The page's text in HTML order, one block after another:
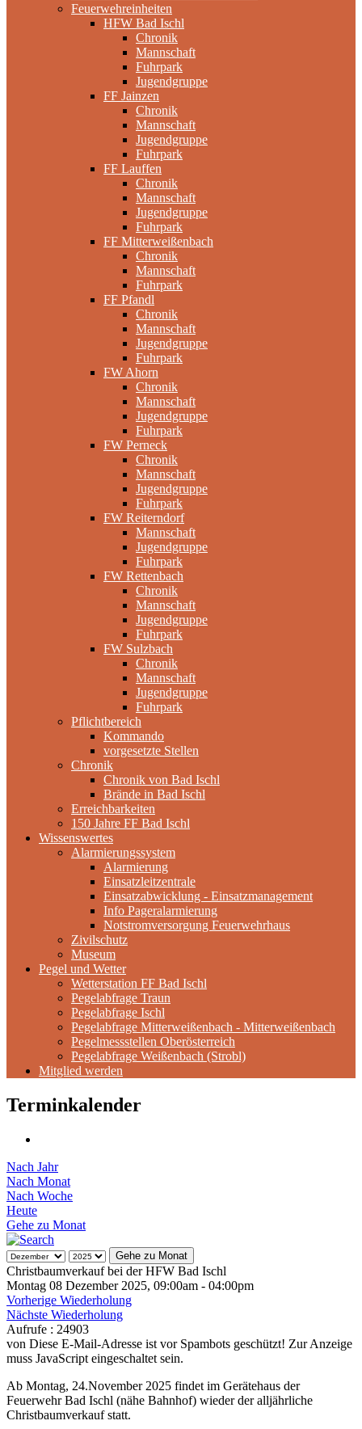
Feuerwehreinheiten
HFW Bad Ischl
Chronik
Mannschaft
Fuhrpark
Jugendgruppe
FF Jainzen
Chronik
Mannschaft
Jugendgruppe
Fuhrpark
FF Lauffen
Chronik
Mannschaft
Jugendgruppe
Fuhrpark
FF Mitterweißenbach
Chronik
Mannschaft
Fuhrpark
FF Pfandl
Chronik
Mannschaft
Jugendgruppe
Fuhrpark
FW Ahorn
Chronik
Mannschaft
Jugendgruppe
Fuhrpark
FW Perneck
Chronik
Mannschaft
Jugendgruppe
Fuhrpark
FW Reiterndorf
Mannschaft
Jugendgruppe
Fuhrpark
FW Rettenbach
Chronik
Mannschaft
Jugendgruppe
Fuhrpark
FW Sulzbach
Chronik
Mannschaft
Jugendgruppe
Fuhrpark
Pflichtbereich
Kommando
vorgesetzte Stellen
Chronik
Chronik von Bad Ischl
Brände in Bad Ischl
Erreichbarkeiten
150 Jahre FF Bad Ischl
Wissenswertes
Alarmierungssystem
Alarmierung
Einsatzleitzentrale
Einsatzabwicklung - Einsatzmanagement
Info Pageralarmierung
Notstromversorgung Feuerwehrhaus
Zivilschutz
Museum
Pegel und Wetter
Wetterstation FF Bad Ischl
Pegelabfrage Traun
Pegelabfrage Ischl
Pegelabfrage Mitterweißenbach - Mitterweißenbach
Pegelmessstellen Oberösterreich
Pegelabfrage Weißenbach (Strobl)
Mitglied werden
Terminkalender
Nach Jahr
Nach Monat
Nach Woche
Heute
Gehe zu Monat
Gehe zu Monat
Christbaumverkauf bei der HFW Bad Ischl
Montag 08 Dezember 2025, 09:00am - 04:00pm
Vorherige Wiederholung
Nächste Wiederholung
Aufrufe : 24903
von Diese E-Mail-Adresse ist vor Spambots geschützt! Zur Anzeige
muss JavaScript eingeschaltet sein.
Ab Montag, 24.November 2025 findet im Gerätehaus der
Feuerwehr Bad Ischl (nähe Bahnhof) wieder der alljährliche
Christbaumverkauf statt.